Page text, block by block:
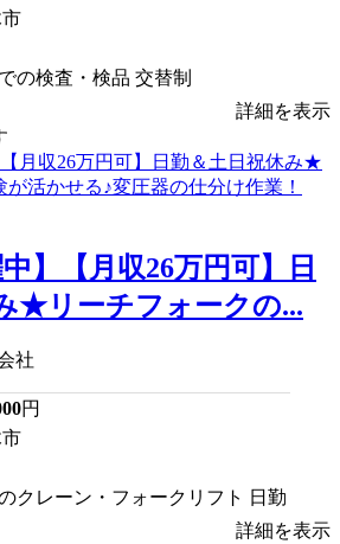
の検査・検品 交替制
詳細を表示
中】【月収26万円可】日
★リーチフォークの...
社
円
クレーン・フォークリフト 日勤
詳細を表示